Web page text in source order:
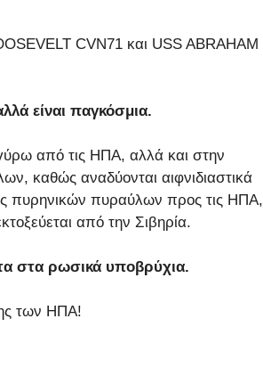
CVN71 και USS ABRAHAM
είναι παγκόσμια.
από τις ΗΠΑ, αλλά και στην
καθώς αναδύονται αιφνιδιαστικά
πυρηνικών πυραύλων προς τις ΗΠΑ,
από την Σιβηρία.
στα ρωσικά υποβρύχια.
των ΗΠΑ!